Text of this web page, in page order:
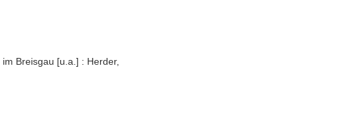
Breisgau [u.a.] : Herder,